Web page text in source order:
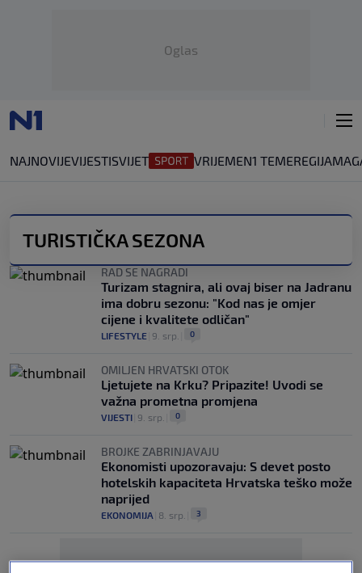
Oglas
NAJNOVIJEVIJESTISVIJET VRIJEMEN1 TEMEREGIJA
TURISTIČKA SEZONA
RAD SE NAGRADI
Turizam stagnira, ali ovaj biser na Jadranu
ima dobru sezonu: "Kod nas je omjer
cijene i kvalitete odličan"
LIFESTYLE 9. srp. 0
OMILJEN HRVATSKI OTOK
Ljetujete na Krku? Pripazite! Uvodi se
važna prometna promjena
VIJESTI 9. srp. 0
BROJKE ZABRINJAVAJU
Ekonomisti upozoravaju: S devet posto
hotelskih kapaciteta Hrvatska teško može
naprijed
EKONOMIJA 8. srp. 3